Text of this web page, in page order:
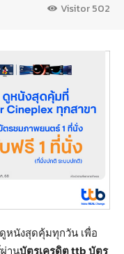
Visitor502
หนังสุดคุ้มทุกวัน เพื่อ
ผ่านบัตรเครดิตttb บัตร